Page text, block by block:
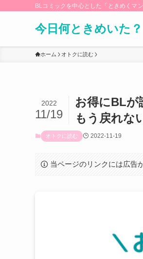
BLコミックを中心とした「ときめくマ
今日何ときめいた？
ホーム オトクに読む
お得にBLが
もう戻れな
2022
11/19
オトクに読む 2022-11-19
当ページのリンクには広告